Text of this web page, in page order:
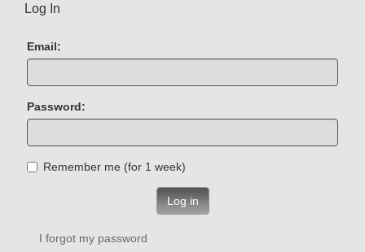
Log In
Email:
Password:
Remember me (for 1 week)
Log in
I forgot my password